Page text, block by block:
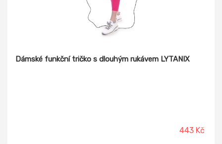
Dámské funkční tričko s dlouhým rukávem LYTANIX
443 Kč